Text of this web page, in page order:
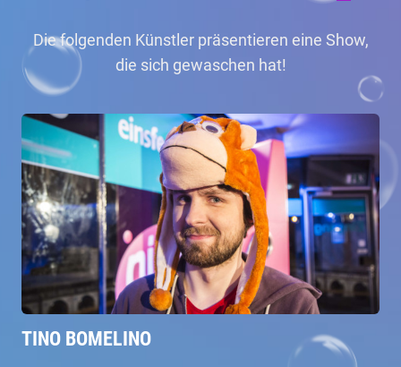
Die folgenden Künstler präsentieren eine Show,
die sich gewaschen hat!
TINO BOMELINO